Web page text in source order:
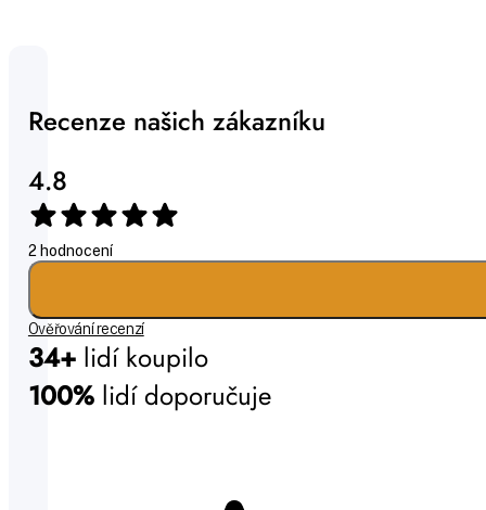
Recenze našich zákazníku
4.8
2 hodnocení
Ověřování recenzí
34+ lidí koupilo
100% lidí doporučuje